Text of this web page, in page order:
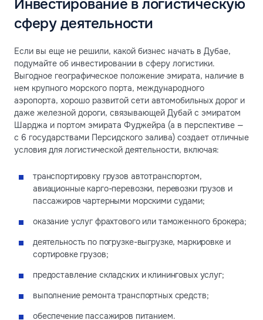
Инвестирование в логистическую
сферу деятельности
Если вы еще не решили, какой бизнес начать в Дубае,
подумайте об инвестировании в сферу логистики.
Выгодное географическое положение эмирата, наличие в
нем крупного морского порта, международного
аэропорта, хорошо развитой сети автомобильных дорог и
даже железной дороги, связывающей Дубай с эмиратом
Шарджа и портом эмирата Фуджейра (а в перспективе —
с 6 государствами Персидского залива) создает отличные
условия для логистической деятельности, включая:
транспортировку грузов автотранспортом,
авиационные карго-перевозки, перевозки грузов и
пассажиров чартерными морскими судами;
оказание услуг фрахтового или таможенного брокера;
деятельность по погрузке-выгрузке, маркировке и
сортировке грузов;
предоставление складских и клининговых услуг;
выполнение ремонта транспортных средств;
обеспечение пассажиров питанием.